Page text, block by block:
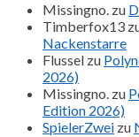
Missingno. zu
Timberfox13
Nackenstarre
Flussel zu
2026)
Missingno. zu
Edition 2026)
SpielerZwei zu